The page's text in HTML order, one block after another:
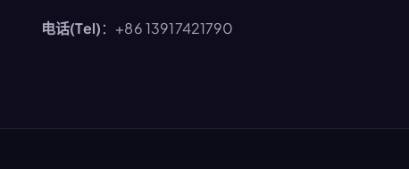
电话(Tel)：+86 13917421790